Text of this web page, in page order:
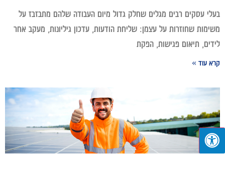
בעלי עסקים רבים מגלים שחלק גדול מיום העבודה שלהם מתבזבז על
משימות שחוזרות על עצמן: שליחת הודעות, עדכון גיליונות, מעקב אחר
לידים, תיאום פגישות, הפקת
קרא עוד »